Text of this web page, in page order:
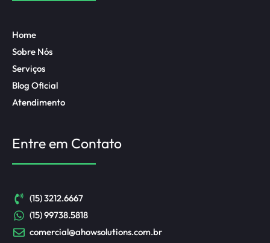
Home
Sobre Nós
Serviços
Blog Oficial
Atendimento
Entre em Contato
(15) 3212.6667
(15) 99738.5818
comercial@ahowsolutions.com.br